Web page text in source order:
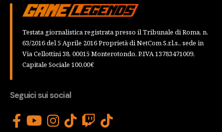
Testata giornalistica registrata presso il Tribunale di Roma, n.
63/2016 del 5 Aprile 2016 Proprietà di NetCom S.r.l.s., sede in
Via Cellottini 38, 00015 Monterotondo, P.IVA 13783471009,
Capitale Sociale 100,00€
Seguici sui social